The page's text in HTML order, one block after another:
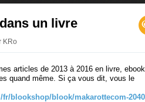
un livre
KRo
articles de 2013 à 2016 en livre,
quand même. Si ça vous dit, vous le
blookshop/blook/makarottecom-